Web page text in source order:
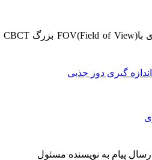
باFOV(Field of View) بزرگCBCT
اندازه گیری دوز جذبی
ارسال پیام به نویسنده مسئول